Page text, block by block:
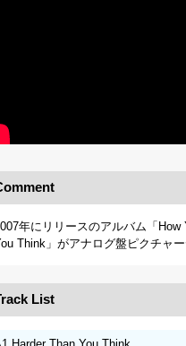
年にリリースのアルバム「
Think」がアナログ盤ピクチャ
List